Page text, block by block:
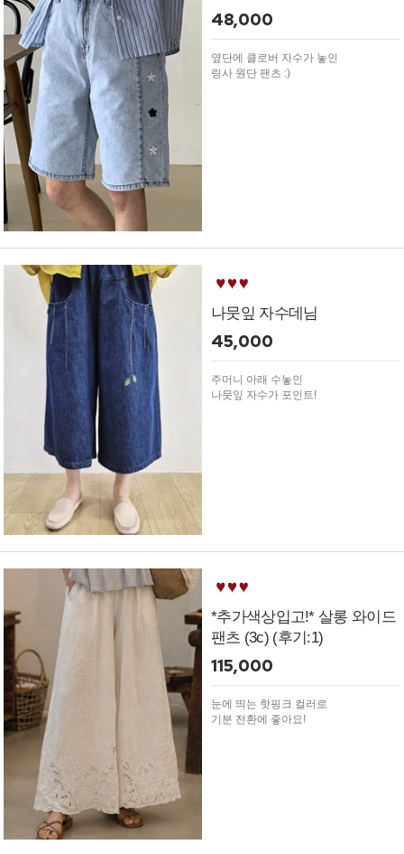
48,000
옆단에 클로버 자수가 놓인
링사 원단 팬츠 :)
나뭇잎 자수데님
45,000
주머니 아래 수놓인
나뭇잎 자수가 포인트!
*추가색상입고!* 살롱 와이드
팬츠 (3c) (후기:1)
115,000
눈에 띄는 핫핑크 컬러로
기분 전환에 좋아요!